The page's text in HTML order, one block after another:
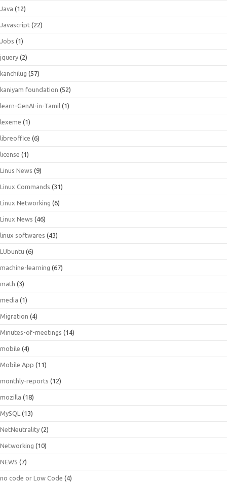
Java (12)
Javascript (22)
Jobs (1)
jquery (2)
kanchilug (57)
kaniyam foundation (52)
learn-GenAI-in-Tamil (1)
lexeme (1)
libreoffice (6)
license (1)
Linus News (9)
Linux Commands (31)
Linux Networking (6)
Linux News (46)
linux softwares (43)
LUbuntu (6)
machine-learning (67)
math (3)
media (1)
Migration (4)
Minutes-of-meetings (14)
mobile (4)
Mobile App (11)
monthly-reports (12)
mozilla (18)
MySQL (13)
NetNeutrality (2)
Networking (10)
NEWS (7)
no code or Low Code (4)